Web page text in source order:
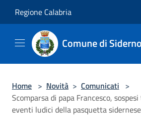
Regione Calabria
Comune di Siderno
Home > Novità > Comunicati >
Scomparsa di papa Francesco,
eventi ludici della pasquetta sidernese